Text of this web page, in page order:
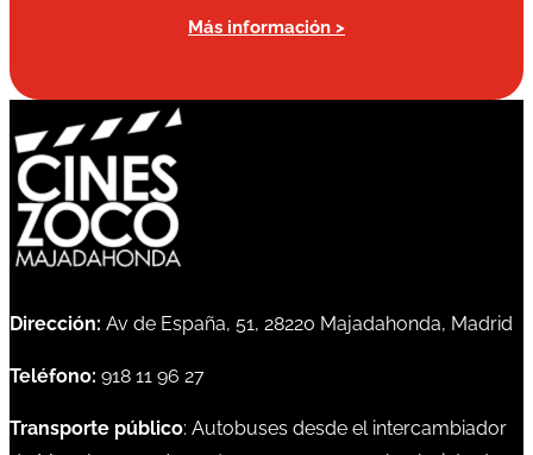
Más información >
Dirección: Av de España, 51, 28220 Majadahonda, Madrid
Teléfono: 918 11 96 27
Transporte público: Autobuses desde el intercambiador